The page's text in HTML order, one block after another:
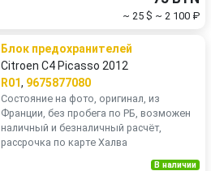
~ 25 $ ~ 2 100 ₽
Блок предохранителей
Citroen C4 Picasso 2012
R01, 9675877080
Состояние на фото, оригинал, из
Франции, без пробега по РБ, возможен
наличный и безналичный расчёт,
рассрочка по карте Халва
В наличии